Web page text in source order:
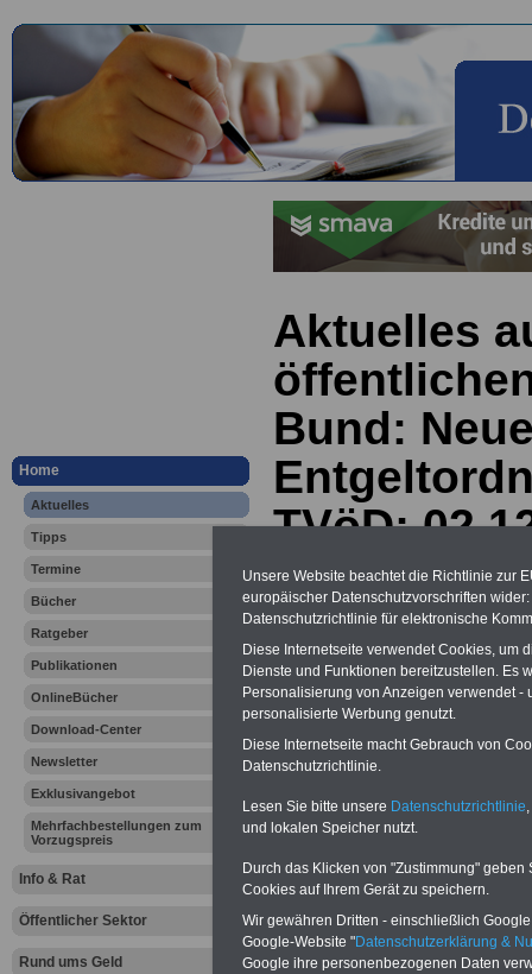
Home
Aktuelles
Tipps
Termine
Bücher
Ratgeber
Publikationen
OnlineBücher
Download-Center
Newsletter
Exklusivangebot
Mehrfachbestellungen zum
Vorzugspreis
Info & Rat
Öffentlicher Sektor
Rund ums Geld
Aktuelles
Bund:
TVöD;
Vorteile für den
öffentlichen Dienst
Berufsunfähigkeitsabsicherung
-Krankenzusatzversicherung-
Online-Vergleich Gesetzliche
Krankenkassen
-
Zahnzusatzversicherung
Ihr
den Fall der
Leben
Unsere Website beachtet die Richtlinie zur
europäischer Datenschutzvorschriften
Datenschutzrichtlinie für elektronische
Diese Internetseite verwendet Cookies, um
Dienste und Funktionen bereitzustellen. Es
Personalisierung von Anzeigen verwendet
personalisierte Werbung genutzt.
Diese Internetseite macht Gebrauch von
Datenschutzrichtlinie.
Lesen Sie bitte unsere Datenschutzrichtlinie
und lokalen Speicher nutzt.
Durch das Klicken von "Zustimmung"
Cookies auf Ihrem Gerät zu speichern.
Wir gewähren Dritten - einschließlich
Google-Website "Datenschutzerklärung &
Google ihre personenbezogenen Daten